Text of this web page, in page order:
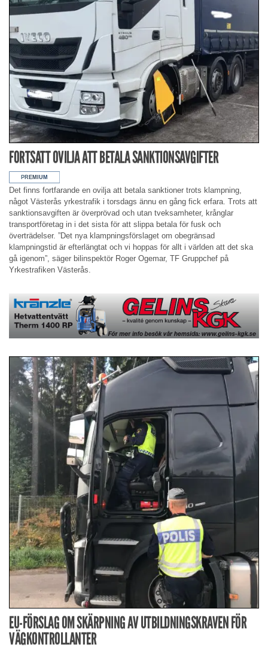
FORTSATT OVILJA ATT BETALA SANKTIONSAVGIFTER
Det finns fortfarande en ovilja att betala sanktioner trots klampning,
något Västerås yrkestrafik i torsdags ännu en gång fick erfara. Trots att
sanktionsavgiften är överprövad och utan tveksamheter, krånglar
transportföretag in i det sista för att slippa betala för fusk och
överträdelser. ”Det nya klampningsförslaget om obegränsad
klampningstid är efterlängtat och vi hoppas för allt i världen att det ska
gå igenom”, säger bilinspektör Roger Ogemar, TF Gruppchef på
Yrkestrafiken Västerås.
EU-FÖRSLAG OM SKÄRPNING AV UTBILDNINGSKRAVEN FÖR
VÄGKONTROLLANTER